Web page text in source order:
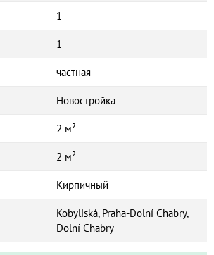
1
1
частная
Новостройка
2 м²
2 м²
Кирпичный
Kobyliská, Praha-Dolní Chabry,
Dolní Chabry